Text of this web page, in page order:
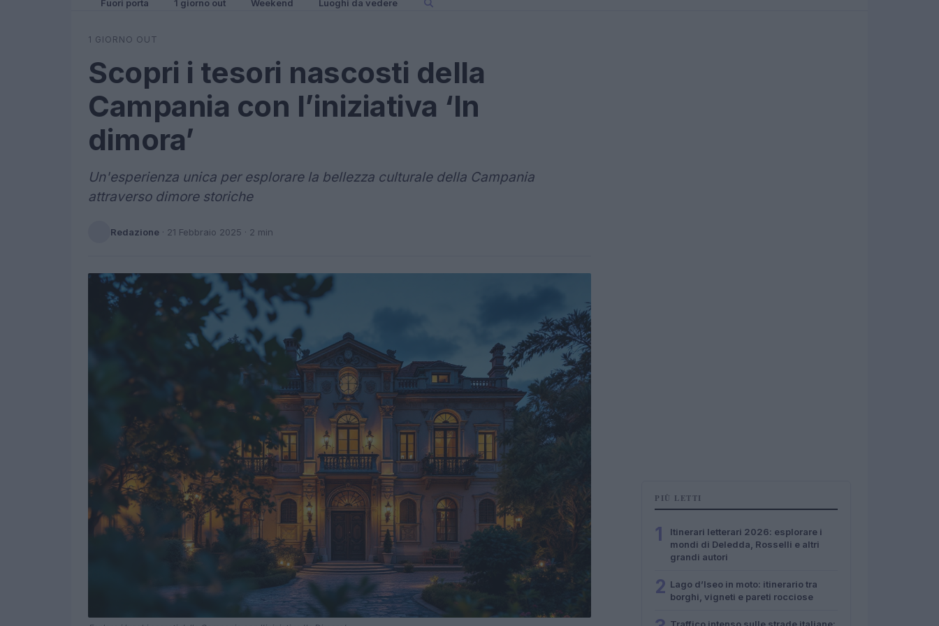
Fuori porta 1 giorno out Weekend Luoghi da vedere
1 GIORNO OUT
Scopri i tesori nascosti della
Campania con l’iniziativa ‘In
dimora’
Un'esperienza unica per esplorare la bellezza culturale della Campania
attraverso dimore storiche
Redazione · 21 Febbraio 2025 · 2 min
PIÙ LETTI
1
Itinerari letterari 2026: esplorare i
mondi di Deledda, Rosselli e altri
grandi autori
2 Lago d’Iseo in moto: itinerario tra
borghi, vigneti e pareti rocciose